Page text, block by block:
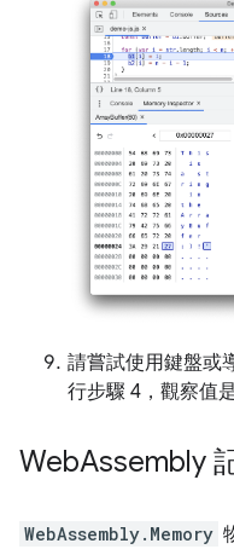
請嘗試使用鍵盤或
行步驟 4，觀察值
WebAssembly
WebAssembly.Memory